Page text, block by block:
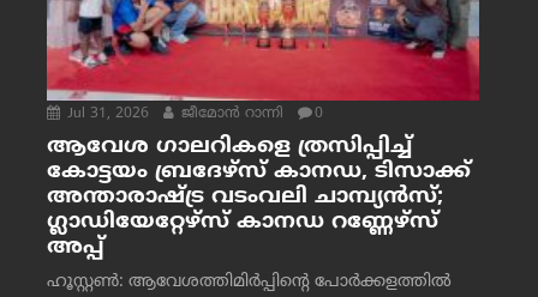
Jul 31, 2026 ജീമോന്‍ റാന്നി 0
ആവേശ ഗാലറികളെ ത്രസിപ്പിച്ച്
കോട്ടയം ബ്രദേഴ്‌സ് കാനഡ, ടിസാക്ക്
അന്താരാഷ്ട്ര വടംവലി ചാമ്പ്യന്‍സ്;
ഗ്ലാഡിയേറ്റേഴ്‌സ് കാനഡ റണ്ണേഴ്‌സ്
അപ്പ്
ഹൂസ്റ്റണ്‍: ആവേശത്തിമിര്‍പ്പിന്റെ പോര്‍ക്കളത്തില്‍